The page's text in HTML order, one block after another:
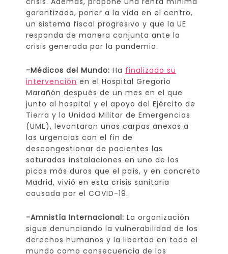
garantizada, poner a la vida en el centro,
un sistema fiscal progresivo y que la UE
responda de manera conjunta ante la
crisis generada por la pandemia.
-Médicos del Mundo: Ha finalizado su
intervención en el Hospital Gregorio
Marañón después de un mes en el que
junto al hospital y el apoyo del Ejército de
Tierra y la Unidad Militar de Emergencias
(UME), levantaron unas carpas anexas a
las urgencias con el fin de
descongestionar de pacientes las
saturadas instalaciones en uno de los
picos más duros que el país, y en concreto
Madrid, vivió en esta crisis sanitaria
causada por el COVID-19.
-Amnistía Internacional: La organización
sigue denunciando la vulnerabilidad de los
derechos humanos y la libertad en todo el
mundo como consecuencia de los